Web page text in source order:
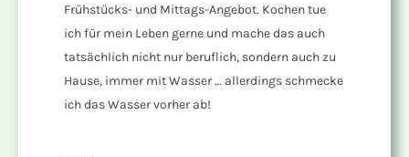
Frühstücks- und Mittags-Angebot. Kochen tue
ich für mein Leben gerne und mache das auch
tatsächlich nicht nur beruflich, sondern auch zu
Hause, immer mit Wasser … allerdings schmecke
ich das Wasser vorher ab!